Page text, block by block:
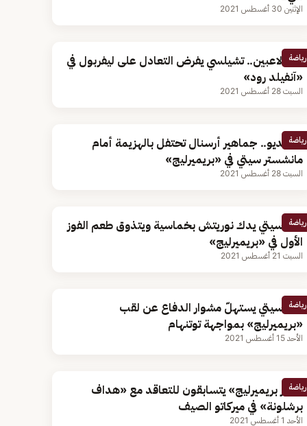
الإثنين 30 أغسطس 2021
رياضة
بـ10 لاعبين.. تشيلسي يفرض التعادل على ليفربول في
«آنفيلد رود»
السبت 28 أغسطس 2021
رياضة
بالفيديو.. جماهير أرسنال تحتفل بالهزيمة أمام
مانشستر سيتي في «بريميرليج»
السبت 28 أغسطس 2021
رياضة
مان سيتي يدك نوريتش بخماسية ويتذوق طعم الفوز
الأول في «بريميرليج»
السبت 21 أغسطس 2021
رياضة
مان سيتي يستهلّ مشوار الدفاع عن لقب
«بريميرليج» بمواجهة توتنهام
الأحد 15 أغسطس 2021
رياضة
«كبار بريميرليج» يتسابقون للتعاقد مع «هداف
برشلونة» في ميركاتو الصيف
الأحد 1 أغسطس 2021